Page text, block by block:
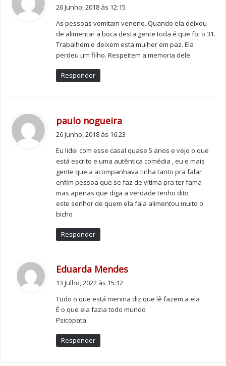
conseguiu assumir no livro.
Maria de Lurdes Mendes nasceu a 15 de Agosto de
1962, na maternidade Alfredo da Costa, em Lisboa. Ao
longo destes 40 anos de carreira, editou vários discos,
somou muitos êxitos, ocupou os primeiros lugares do
top, em Portugal, e hoje é uma das artistas que mais
espectáculos faz fora do país.
Durante 25 anos, cantou sempre fado, os restantes
primeiro onde me sinto bem”. Não tem dúvidas de que
não é fácil manter uma carreira em Portugal ao fim de
tantos anos, mas, sustenta que sempre foi uma
lutadora e o sucesso deve-o ao seu público.
:
26 Junho, 2018 às 12:15
As pessoas vomitam veneno. Quando ela deixou
de alimentar a boca desta gente toda é que foi o 31.
Trabalhem e deixem esta mulher em paz. Ela
perdeu um filho. Respeitem a memoria dele.
Responder
paulo nogueira
:
26 Junho, 2018 às 16:23
Eu lidei com esse casal quase 5 anos e vejo o que
está escrito e uma autêntica comédia , eu e mais
gente que a acompanhava tinha tanto pra falar
enfim pessoa que se faz de vítima pra ter fama
mas apenas que diga a verdade tenho dito
este senhor de quem ela fala alimentou muito o
bicho
Responder
Eduarda Mendes
:
13 Julho, 2022 às 15:12
Tudo o que está menina diz que lê fazem a ela
É o que ela fazia todo mundo
Psicopata
Responder